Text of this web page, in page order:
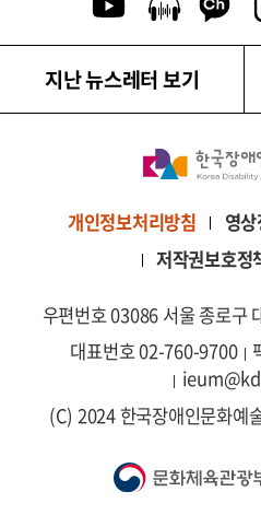
지난 뉴스레터 보기
카카
유튜브 이동
팟캐스트
개인정보처리방침
영
저작권보호정
우편번호 03086 서울 종로구
대표번호 02-760-9700
(C) 2024 한국장애인문화예